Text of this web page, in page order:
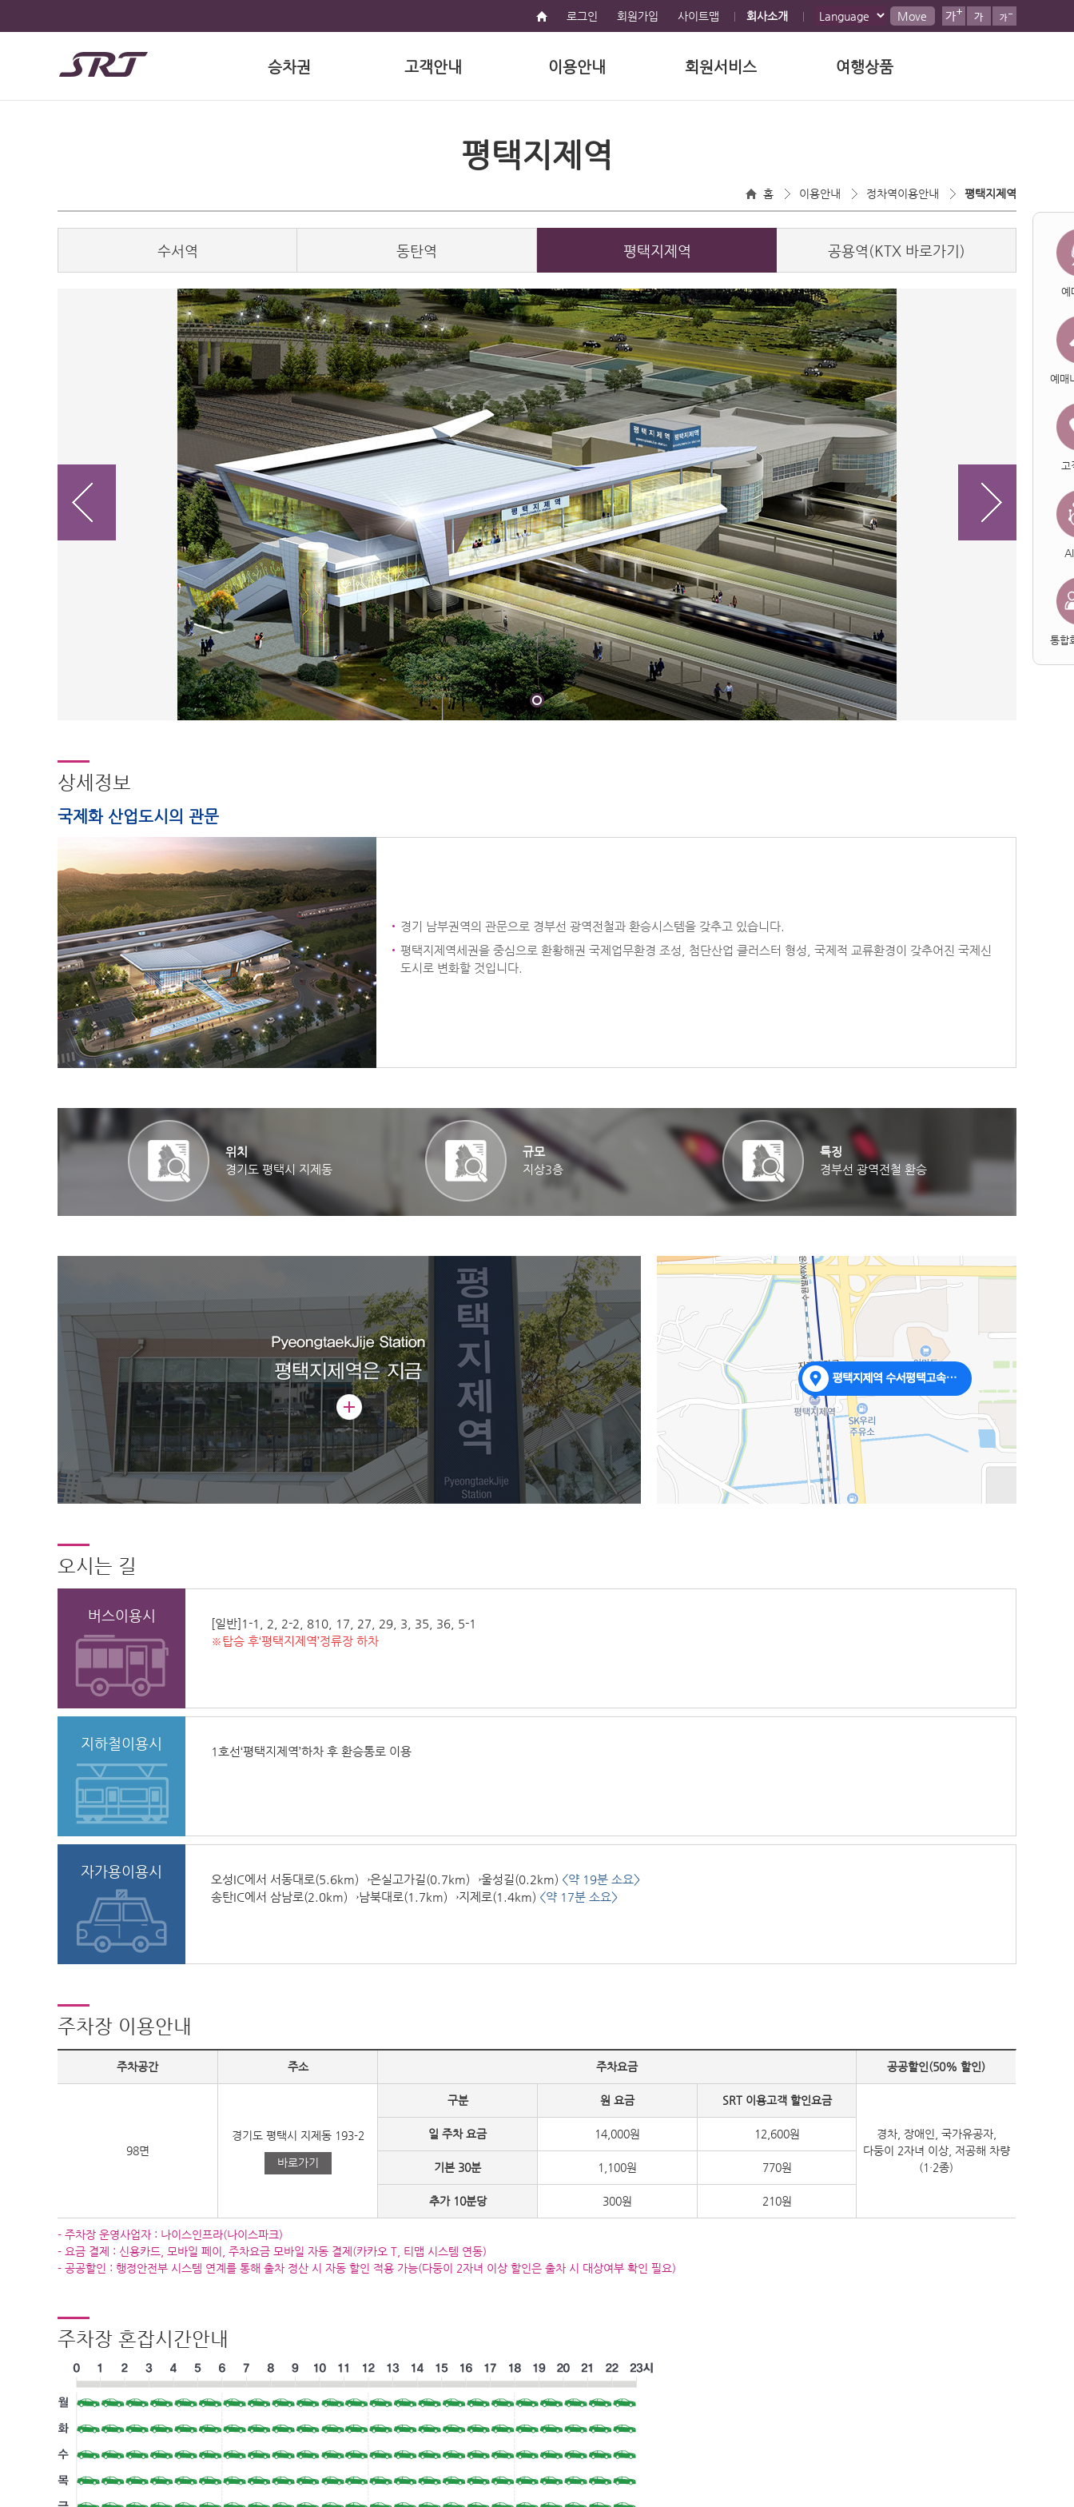
로그인 회원가입 사이트맵 회사소개 Move
승차권 고객안내 이용안내 회원서비스 여행상품
평택지제역
홈 이용안내 정차역이용안내 평택지제역
수서역 동탄역 평택지제역 공용역(KTX 바로가기)
상세정보
국제화 산업도시의 관문
경기 남부권역의 관문으로 경부선 광역전철과 환승시스템을 갖추고 있습니다.
평택지제역세권을 중심으로 환황해권 국제업무환경 조성, 첨단산업 클러스터 형성, 국제적 교류환경이 갖추어진 국제신
도시로 변화할 것입니다.
위치
경기도 평택시 지제동
규모
지상3층
특징
경부선 광역전철 환승
오시는 길
버스이용시
[일반]1-1, 2, 2-2, 810, 17, 27, 29, 3, 35, 36, 5-1
※탑승 후‘평택지제역’정류장 하차
지하철이용시 1호선‘평택지제역’하차 후 환승통로 이용
자가용이용시 오성IC에서 서동대로(5.6km)→은실고가길(0.7km)→울성길(0.2km) <약 19분 소요>
송탄IC에서 삼남로(2.0km)→남북대로(1.7km)→지제로(1.4km) <약 17분 소요>
주차장 이용안내
주차공간 주소 주차요금 공공할인(50% 할인)
98면
경기도 평택시 지제동 193-2
바로가기
구분 원 요금 SRT 이용고객 할인요금
경차, 장애인, 국가유공자,
다둥이 2자녀 이상, 저공해 차량
(1·2종)
일 주차 요금 14,000원 12,600원
기본 30분 1,100원 770원
추가 10분당 300원 210원
- 주차장 운영사업자 : 나이스인프라(나이스파크)
- 요금 결제 : 신용카드, 모바일 페이, 주차요금 모바일 자동 결제(카카오 T, 티맵 시스템 연동)
- 공공할인 : 행정안전부 시스템 연계를 통해 출차 정산 시 자동 할인 적용 가능(다둥이 2자녀 이상 할인은 출차 시 대상여부 확인 필요)
주차장 혼잡시간안내
예
예매
고
통합